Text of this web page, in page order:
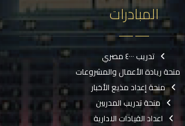
المبادرات
تدريب ٤٠٠٠ مصري
منحة ريادة الأعمال والمشروعات
منحة إعداد مذيع الأخبار
منحة تدريب المدربين
اعداد القيادات الادارية